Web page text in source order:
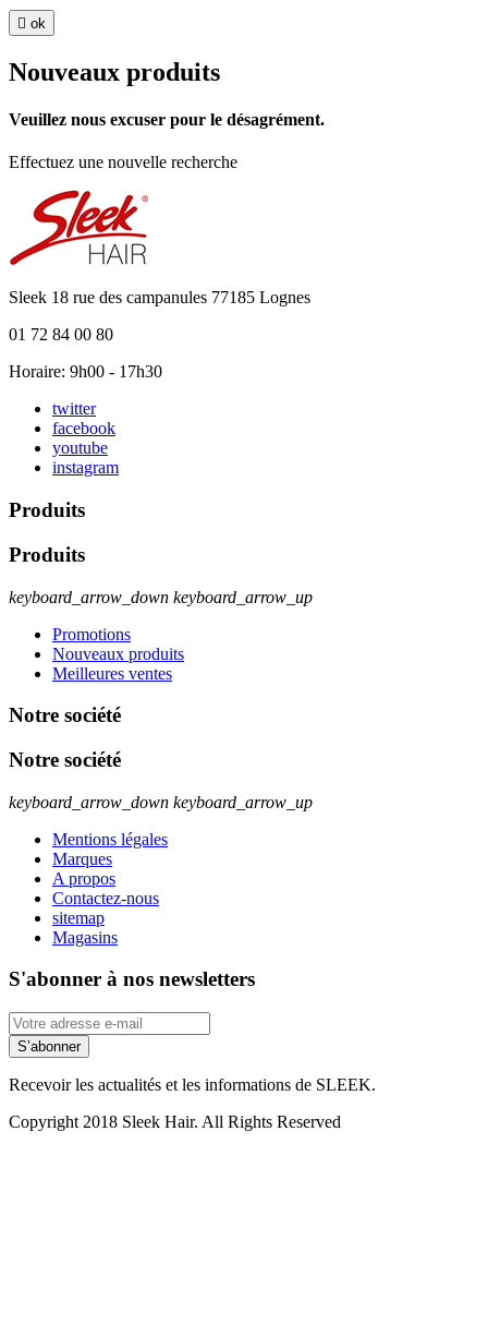
 ok
Nouveaux produits
Veuillez nous excuser pour le désagrément.
Effectuez une nouvelle recherche
Sleek 18 rue des campanules 77185 Lognes
01 72 84 00 80
Horaire: 9h00 - 17h30
twitter
facebook
youtube
instagram
Produits
Produits
keyboard_arrow_down keyboard_arrow_up
Promotions
Nouveaux produits
Meilleures ventes
Notre société
Notre société
keyboard_arrow_down keyboard_arrow_up
Mentions légales
Marques
A propos
Contactez-nous
sitemap
Magasins
S'abonner à nos newsletters
S’abonner
Recevoir les actualités et les informations de SLEEK.
Copyright 2018 Sleek Hair. All Rights Reserved